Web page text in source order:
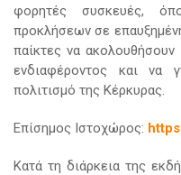
φορητές συσκευές,
προκλήσεων σε
παίκτες να ακολουθήσουν
ενδιαφέροντος και να
πολιτισμό της Κέρκυρας.
Επίσημος Ιστοχώρος:
Κατά τη διάρκεια της